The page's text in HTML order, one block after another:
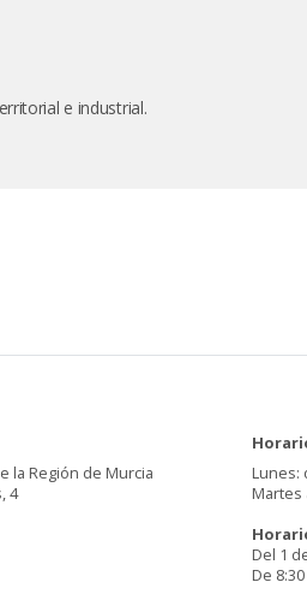
e industrial.
la Región de Murcia
4
Lunes:
Martes
Del 1
De